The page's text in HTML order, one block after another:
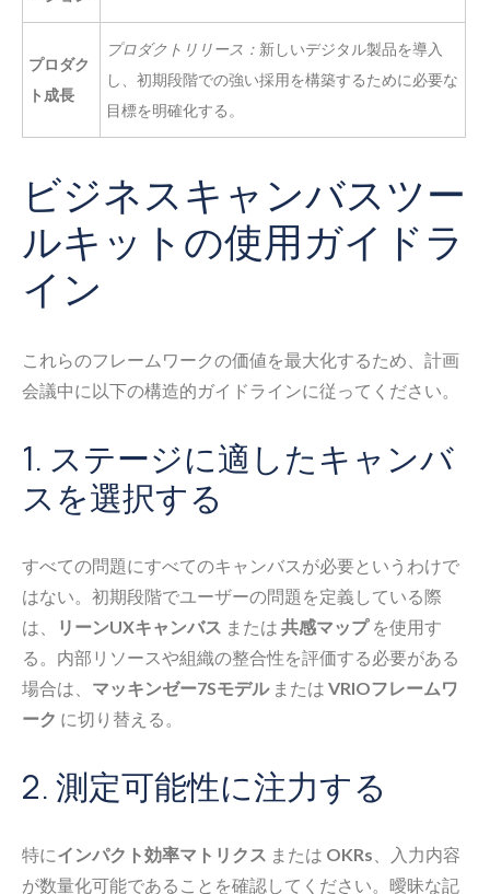
プロダク
ト成長
プロダクトリリース： 新しいデジタル製品を導入
し、初期段階での強い採用を構築するために必要な
目標を明確化する。
ビジネスキャンバスツー
ルキットの使用ガイドラ
イン
これらのフレームワークの価値を最大化するため、計画
会議中に以下の構造的ガイドラインに従ってください。
1. ステージに適したキャンバ
スを選択する
すべての問題にすべてのキャンバスが必要というわけで
はない。初期段階でユーザーの問題を定義している際
は、
リーンUXキャンバス または 共感マップを使用す
る。内部リソースや組織の整合性を評価する必要がある
場合は、 マッキンゼー7Sモデルまたは VRIOフレームワ
ーク に切り替える。
2. 測定可能性に注力する
特にインパクト効率マトリクス または OKRs 、入力内容
が数量化可能であることを確認してください。曖昧な記